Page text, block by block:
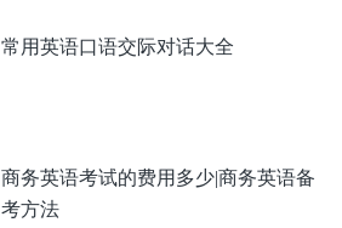
常用英语口语交际对话大全
商务英语考试的费用多少|商务英语备
考方法